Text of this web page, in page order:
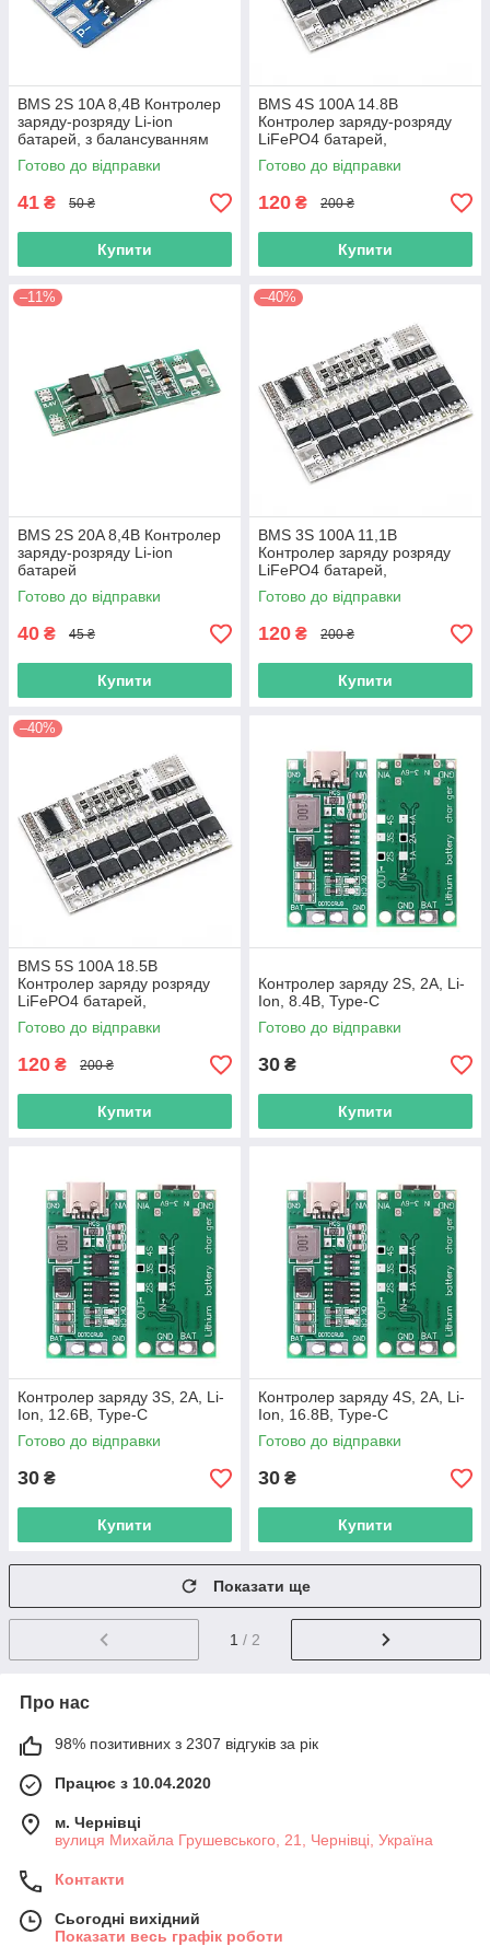
BMS 2S 10A 8,4В Контролер
заряду-розряду Li-ion
батарей, з балансуванням
Готово до відправки
41 ₴ 50 ₴
Купити
BMS 4S 100A 14.8В
Контролер заряду-розряду
LiFePO4 батарей,
балансування
Готово до відправки
120 ₴ 200 ₴
Купити
–11%
BMS 2S 20A 8,4В Контролер
заряду-розряду Li-ion
батарей
Готово до відправки
40 ₴ 45 ₴
Купити
–40%
BMS 3S 100A 11,1В
Контролер заряду розряду
LiFePO4 батарей,
балансування
Готово до відправки
120 ₴ 200 ₴
Купити
–40%
BMS 5S 100A 18.5В
Контролер заряду розряду
LiFePO4 батарей,
балансування
Готово до відправки
120 ₴ 200 ₴
Купити
Контролер заряду 2S, 2A, Li-
Ion, 8.4В, Type-C
Готово до відправки
30 ₴
Купити
Контролер заряду 3S, 2A, Li-
Ion, 12.6В, Type-C
Готово до відправки
30 ₴
Купити
Контролер заряду 4S, 2A, Li-
Ion, 16.8В, Type-C
Готово до відправки
30 ₴
Купити
Показати ще
1 / 2
Про нас
98% позитивних з 2307 відгуків за рік
Працює з 10.04.2020
м. Чернівці
вулиця Михайла Грушевського, 21, Чернівці, Україна
Контакти
Сьогодні вихідний
Показати весь графік роботи